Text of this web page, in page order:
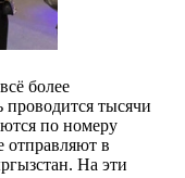
более
тысячи
по номеру
отправляют в
На эти